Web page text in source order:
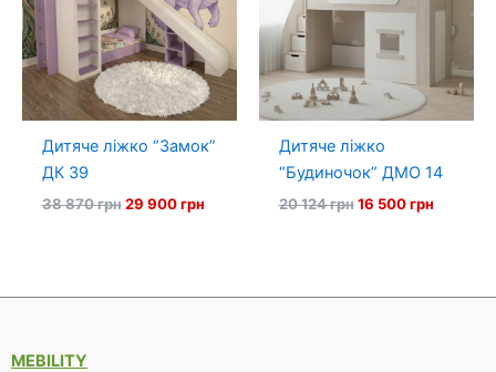
Дитяче ліжко “Замок”
ДК 39
38 870грн Оригінальна
29 900грнПоточна
Дитяче ліжко
“Будиночок” ДМО 14
20 124грн Оригінальна
16 500грнПоточна
MEBILITY